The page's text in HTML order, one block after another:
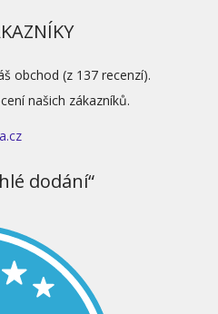
obchod (z 137 recenzí).
našich zákazníků.
dodání“